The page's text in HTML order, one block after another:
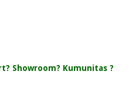
Showroom? Kumunitas ?